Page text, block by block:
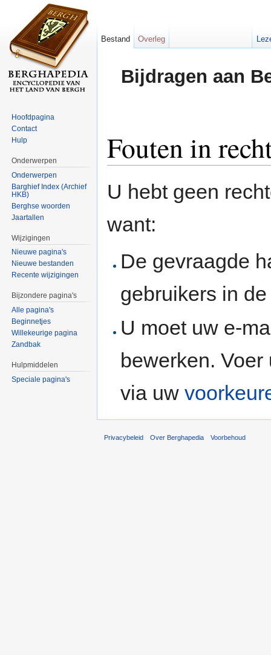
Bijdragen aan
Fouten in
U hebt geen
want:
De gevraagde
gebruikers in
U moet uw e-
bewerken.
via uw
Bestand Overleg
Hoofdpagina
Contact
Hulp
Onderwerpen
Onderwerpen
Barghief Index (Archief
HKB)
Berghse woorden
Jaartallen
Wijzigingen
Nieuwe pagina's
Nieuwe bestanden
Recente wijzigingen
Bijzondere pagina's
Alle pagina's
Beginnetjes
Willekeurige pagina
Zandbak
Hulpmiddelen
Speciale pagina's
Privacybeleid Over Berghapedia Voorbehoud